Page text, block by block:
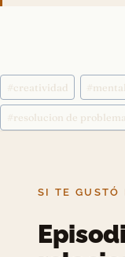
Etiquetas
de
la
#creatividad #
#resolucion de
SI TE GUSTÓ